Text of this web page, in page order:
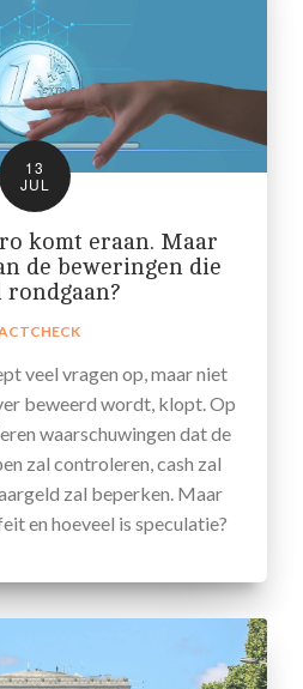
13
JUL
komt eraan. Maar
de beweringen die
rondgaan?
veel vragen op, maar niet
beweerd wordt, klopt. Op
waarschuwingen dat de
zal controleren, cash zal
zal beperken. Maar
en hoeveel is speculatie?